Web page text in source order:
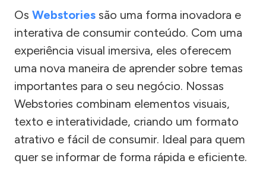
Os Webstories são uma forma inovadora e
interativa de consumir conteúdo. Com uma
experiência visual imersiva, eles oferecem
uma nova maneira de aprender sobre temas
importantes para o seu negócio. Nossas
Webstories combinam elementos visuais,
texto e interatividade, criando um formato
atrativo e fácil de consumir. Ideal para quem
quer se informar de forma rápida e eficiente.